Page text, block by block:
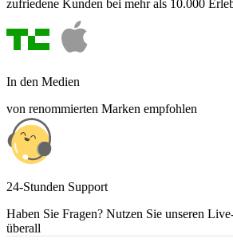
zufriedene Kunden bei mehr als 10.000
In den Medien
von renommierten Marken empfohlen
24-Stunden Support
Haben Sie Fragen? Nutzen Sie unseren
überall